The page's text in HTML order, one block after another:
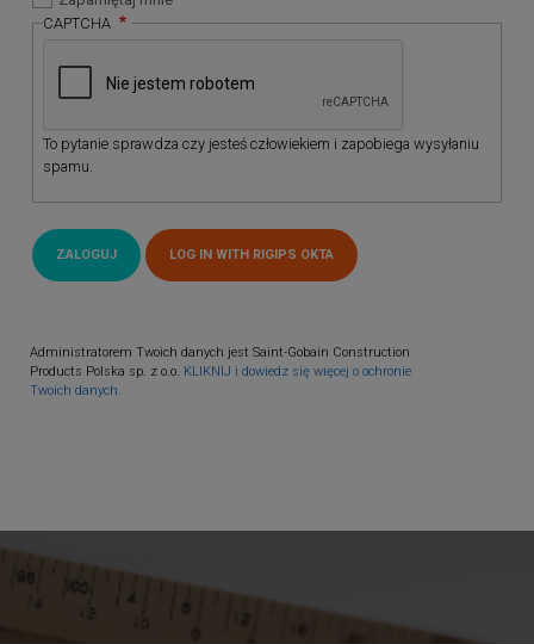
CAPTCHA
To pytanie sprawdza czy jesteś człowiekiem i zapobiega wysyłaniu
spamu.
Administratorem Twoich danych jest Saint-Gobain Construction
Products Polska sp. z o.o. KLIKNIJ i dowiedz się więcej o ochronie
Twoich danych.